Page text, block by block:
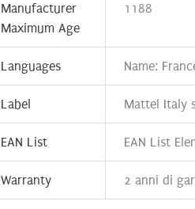
Manufacturer
Maximum Age
1188
Languages Name:
Label Mattel Italy
EAN List EAN List
Warranty 2 anni di